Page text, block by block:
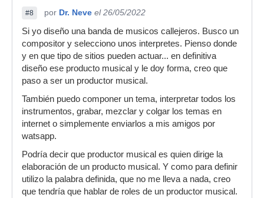
#8 por Dr. Neve el 26/05/2022
Si yo diseño una banda de musicos callejeros. Busco un
compositor y selecciono unos interpretes. Pienso donde
y en que tipo de sitios pueden actuar... en definitiva
diseño ese producto musical y le doy forma, creo que
paso a ser un productor musical.
También puedo componer un tema, interpretar todos los
instrumentos, grabar, mezclar y colgar los temas en
internet o simplemente enviarlos a mis amigos por
watsapp.
Podría decir que productor musical es quien dirige la
elaboración de un producto musical. Y como para definir
utilizo la palabra definida, que no me lleva a nada, creo
que tendría que hablar de roles de un productor musical.